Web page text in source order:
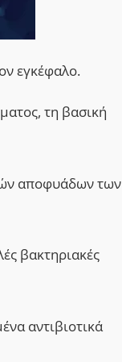
εγκέφαλο.
, τη βασική
αποφυάδων των
βακτηριακές
αντιβιοτικά